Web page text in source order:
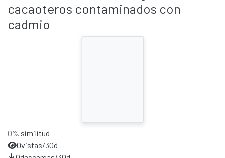
cacaoteros contaminados con
cadmio
0% similitud
0vistas/30d